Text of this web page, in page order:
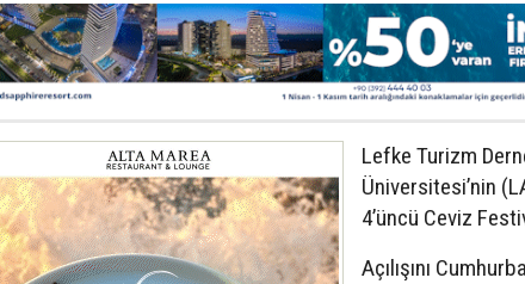
Lefke Turizm
Üniversitesi’nin
4’üncü Ceviz
Açılışını